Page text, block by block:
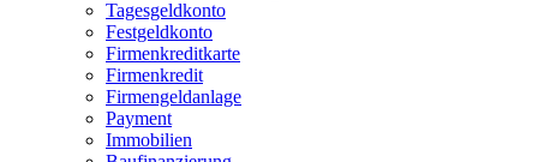
Tagesgeldkonto
Festgeldkonto
Firmenkreditkarte
Firmenkredit
Firmengeldanlage
Payment
Immobilien